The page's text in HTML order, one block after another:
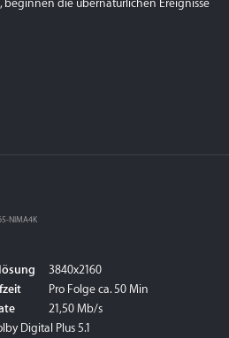
die übernatürlichen Ereignisse
NIMA4K
Digital Plus 5.1
3840x2160
Pro Folge ca. 50 Min
21,50 Mb/s